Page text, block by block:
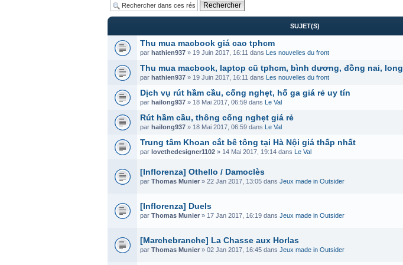
SUJET(S)
Thu mua macbook giá cao tphcm
par hathien937 » 19 Juin 2017, 16:11 dans Les nouvelles du front
Thu mua macbook, laptop cũ tphcm, bình dương, đồng nai, long
par hathien937 » 19 Juin 2017, 16:11 dans Les nouvelles du front
Dịch vụ rút hầm cầu, cống nghẹt, hố ga giá rẻ uy tín
par hailong937 » 18 Mai 2017, 06:59 dans Le Val
Rút hầm cầu, thông cống nghẹt giá rẻ
par hailong937 » 18 Mai 2017, 06:59 dans Le Val
Trung tâm Khoan cắt bê tông tại Hà Nội giá thấp nhất
par lovethedesigner1102 » 14 Mai 2017, 19:14 dans Le Val
[Inflorenza] Othello / Damoclès
par Thomas Munier » 22 Jan 2017, 13:05 dans Jeux made in Outsider
[Inflorenza] Duels
par Thomas Munier » 17 Jan 2017, 16:19 dans Jeux made in Outsider
[Marchebranche] La Chasse aux Horlas
par Thomas Munier » 02 Jan 2017, 16:45 dans Jeux made in Outsider